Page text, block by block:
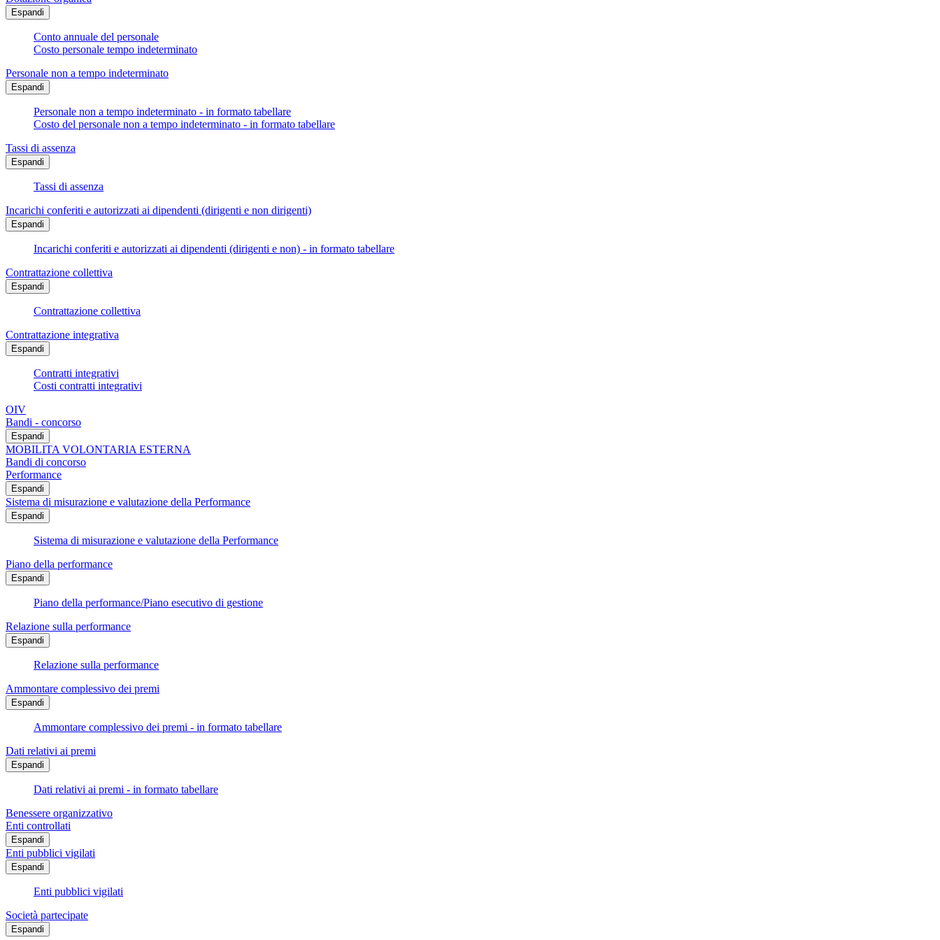
Espandi
Conto annuale del personale
Costo personale tempo indeterminato
Personale non a tempo indeterminato
Espandi
Personale non a tempo indeterminato - in formato tabellare
Costo del personale non a tempo indeterminato - in formato tabellare
Tassi di assenza
Espandi
Tassi di assenza
Incarichi conferiti e autorizzati ai dipendenti (dirigenti e non dirigenti)
Espandi
Incarichi conferiti e autorizzati ai dipendenti (dirigenti e non) - in formato tabellare
Contrattazione collettiva
Espandi
Contrattazione collettiva
Contrattazione integrativa
Espandi
Contratti integrativi
Costi contratti integrativi
OIV
Bandi - concorso
Espandi
MOBILITA VOLONTARIA ESTERNA
Bandi di concorso
Performance
Espandi
Sistema di misurazione e valutazione della Performance
Espandi
Sistema di misurazione e valutazione della Performance
Piano della performance
Espandi
Piano della performance/Piano esecutivo di gestione
Relazione sulla performance
Espandi
Relazione sulla performance
Ammontare complessivo dei premi
Espandi
Ammontare complessivo dei premi - in formato tabellare
Dati relativi ai premi
Espandi
Dati relativi ai premi - in formato tabellare
Benessere organizzativo
Enti controllati
Espandi
Enti pubblici vigilati
Espandi
Enti pubblici vigilati
Società partecipate
Espandi